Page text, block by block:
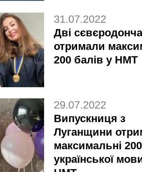
31.07.2022
Дві
отримали
200 балів у НМТ
29.07.2022
Випускниця з
Луганщини
максимальні
української